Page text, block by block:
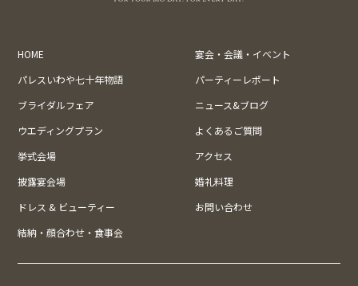
HOME
宴会・会議・イベント
パレスいわや七十年物語
パーティーレポート
ブライダルフェア
ニュース&ブログ
ウエディングプラン
よくあるご質問
挙式会場
アクセス
披露宴会場
婚礼料理
ドレス & ビューティー
お問い合わせ
結納・顔合わせ・食事会